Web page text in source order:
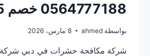
0564777188 خصم 35%
بواسطة ahmed 8 مارس، 2026
شركة مكافحة حشرات في دبي شركة